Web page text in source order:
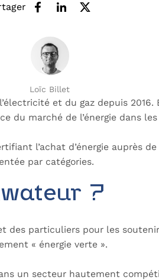
Loïc Billet
et du gaz depuis
du marché de l’énergie dans
l’achat d’énergie auprès
par catégories.
?
des particuliers pour les
« énergie verte ».
un secteur hautement